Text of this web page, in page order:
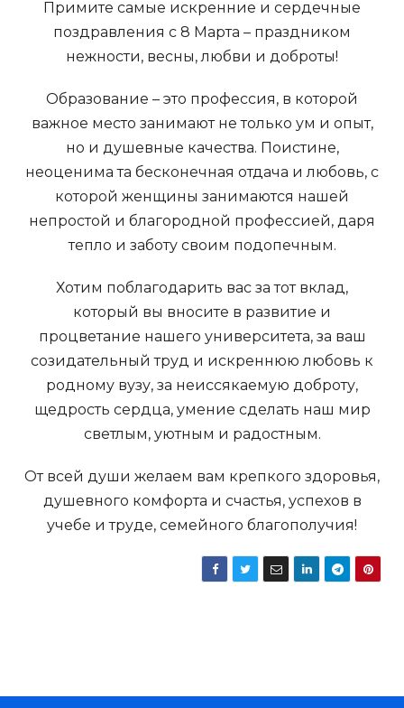
Примите самые искренние и сердечные
поздравления с 8 Марта – праздником
нежности, весны, любви и доброты!
Образование – это профессия, в которой
важное место занимают не только ум и опыт,
но и душевные качества. Поистине,
неоценима та бесконечная отдача и любовь, с
которой женщины занимаются нашей
непростой и благородной профессией, даря
тепло и заботу своим подопечным.
Хотим поблагодарить вас за тот вклад,
который вы вносите в развитие и
процветание нашего университета, за ваш
созидательный труд и искреннюю любовь к
родному вузу, за неиссякаемую доброту,
щедрость сердца, умение сделать наш мир
светлым, уютным и радостным.
От всей души желаем вам крепкого здоровья,
душевного комфорта и счастья, успехов в
учебе и труде, семейного благополучия!